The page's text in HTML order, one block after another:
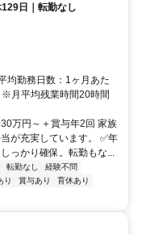
日｜転勤なし
均勤務日数：1ヶ月あた
※月平均残業時間20時間
万円～＋賞与年2回 家族
が充実しています。 ✅年
っかり確保。転勤もな...
転勤なし
経験不問
り 賞与あり
育休あり